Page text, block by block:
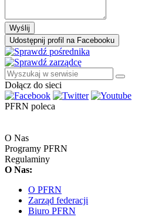
Wyślij
Udostępnij profil na Facebooku
Dołącz do sieci
PFRN poleca
O Nas
Programy PFRN
Regulaminy
O Nas:
O PFRN
Zarząd federacji
Biuro PFRN